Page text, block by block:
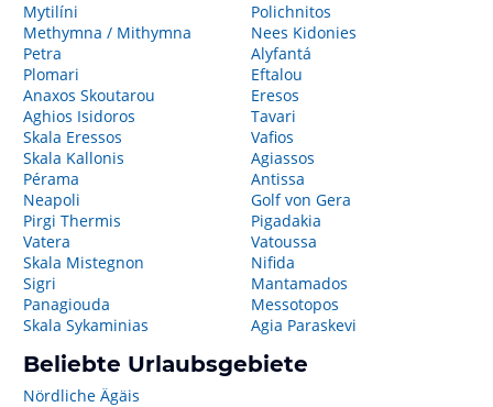
Mytilíni
Methymna / Mithymna
Petra
Plomari
Anaxos Skoutarou
Aghios Isidoros
Skala Eressos
Skala Kallonis
Pérama
Neapoli
Pirgi Thermis
Vatera
Skala Mistegnon
Sigri
Panagiouda
Skala Sykaminias
Polichnitos
Nees Kidonies
Alyfantá
Eftalou
Eresos
Tavari
Vafios
Agiassos
Antissa
Golf von Gera
Pigadakia
Vatoussa
Nifida
Mantamados
Messotopos
Agia Paraskevi
Beliebte Urlaubsgebiete
Nördliche Ägäis